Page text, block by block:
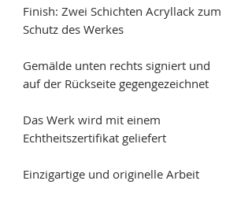
Finish: Zwei Schichten Acryllack zum
Schutz des Werkes
Gemälde unten rechts signiert und
auf der Rückseite gegengezeichnet
Das Werk wird mit einem
Echtheitszertifikat geliefert
Einzigartige und originelle Arbeit